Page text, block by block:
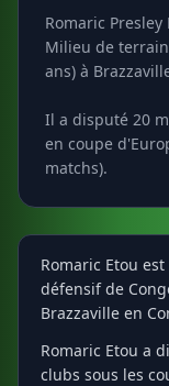
Romaric
Milieu de
ans) à
Il a disputé 20
en coupe
matchs).
Romaric Etou
défensif de
Brazzaville en
Romaric Etou a
clubs sous les